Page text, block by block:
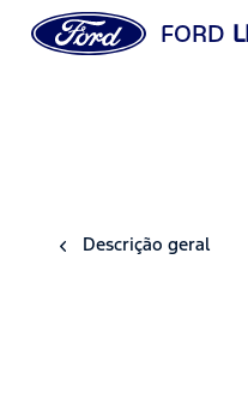
FORD
Descrição geral